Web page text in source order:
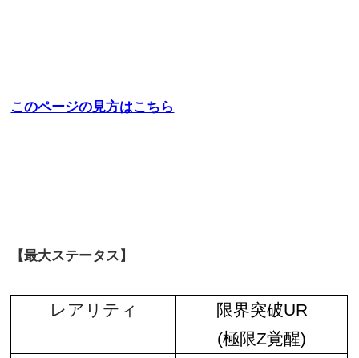
このページの見方はこちら
【最大ステータス】
レアリティ
限界突破UR
(極限Z覚醒)